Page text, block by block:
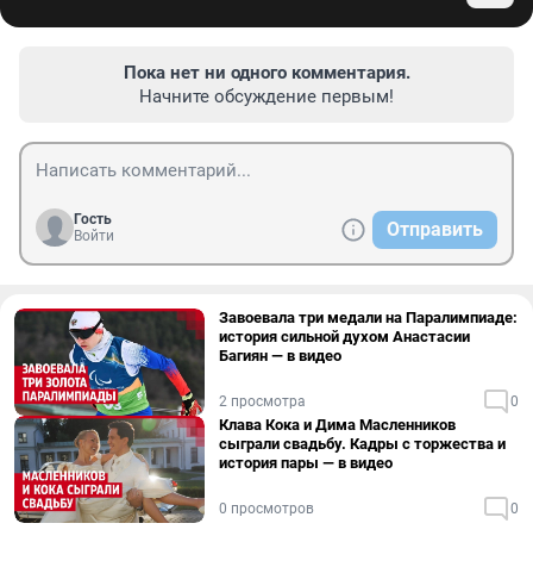
Пока нет ни одного комментария.
Начните обсуждение первым!
Гость
Войти
Отправить
Завоевала три медали на Паралимпиаде:
история сильной духом Анастасии
Багиян — в видео
2 просмотра 0
Клава Кока и Дима Масленников
сыграли свадьбу. Кадры с торжества и
история пары — в видео
0 просмотров 0